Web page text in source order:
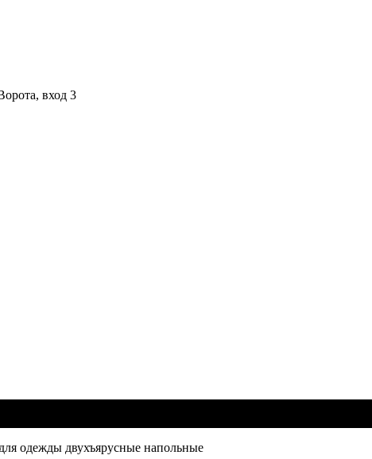
вход 3
одежды двухъярусные напольные